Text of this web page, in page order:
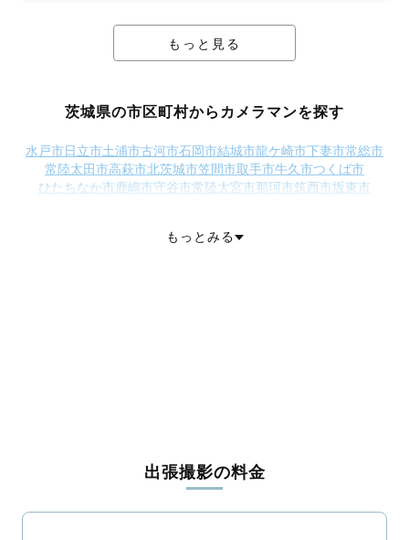
もっと見る
茨城県の市区町村からカメラマンを探す
水戸市日立市土浦市古河市石岡市結城市龍ケ崎市下妻市常総市
常陸太田市高萩市北茨城市笠間市取手市牛久市つくば市
ひたちなか市鹿嶋市守谷市常陸大宮市那珂市筑西市坂東市
那珂郡東海村久慈郡大子町
もっとみる
出張撮影の料金